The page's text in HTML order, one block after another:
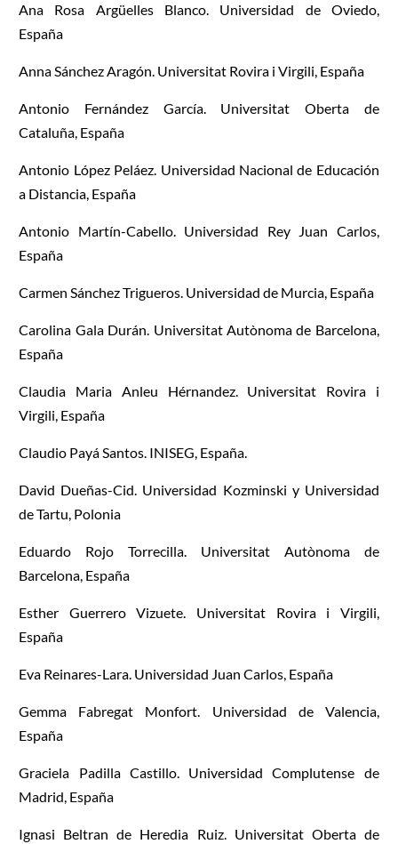
Ana Rosa Argüelles Blanco. Universidad de Oviedo,
España
Anna Sánchez Aragón. Universitat Rovira i Virgili, España
Antonio Fernández García. Universitat Oberta de
Cataluña, España
Antonio López Peláez. Universidad Nacional de Educación
a Distancia, España
Antonio Martín-Cabello. Universidad Rey Juan Carlos,
España
Carmen Sánchez Trigueros. Universidad de Murcia, España
Carolina Gala Durán. Universitat Autònoma de Barcelona,
España
Claudia Maria Anleu Hérnandez. Universitat Rovira i
Virgili, España
Claudio Payá Santos. INISEG, España.
David Dueñas-Cid. Universidad Kozminski y Universidad
de Tartu, Polonia
Eduardo Rojo Torrecilla. Universitat Autònoma de
Barcelona, España
Esther Guerrero Vizuete. Universitat Rovira i Virgili,
España
Eva Reinares-Lara. Universidad Juan Carlos, España
Gemma Fabregat Monfort. Universidad de Valencia,
España
Graciela Padilla Castillo. Universidad Complutense de
Madrid, España
Ignasi Beltran de Heredia Ruiz. Universitat Oberta de